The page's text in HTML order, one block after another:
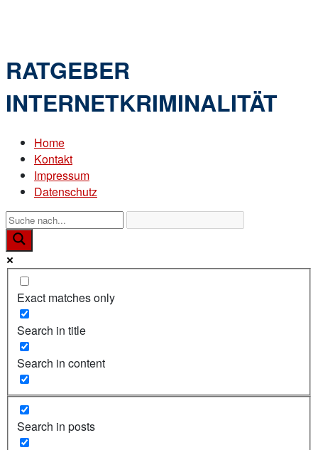
RATGEBER
INTERNETKRIMINALITÄT
Home
Kontakt
Impressum
Datenschutz
Exact matches only
Search in title
Search in content
Search in posts